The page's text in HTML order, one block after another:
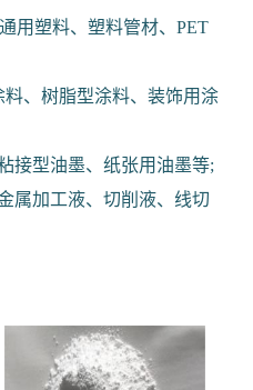
用塑料、塑料管材、PET
、树脂型涂料、装饰用涂
接型油墨、纸张用油墨等;
属加工液、切削液、线切